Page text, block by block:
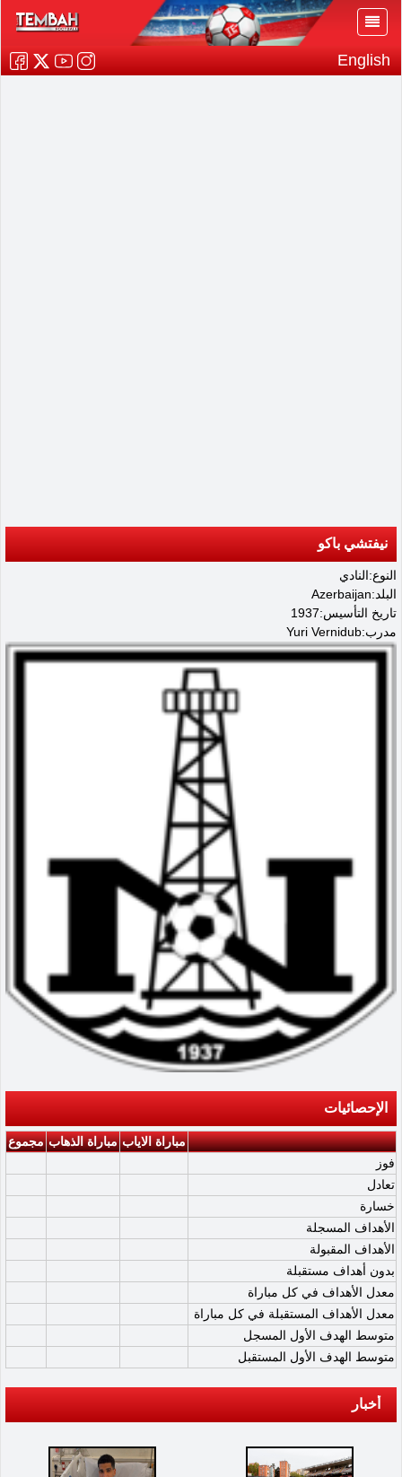
English
نيفتشي باكو
النوع:النادي
البلد:Azerbaijan
تاريخ التأسيس:1937
مدرب:Yuri Vernidub
الإحصائيات
مباراة الاياب مباراة الذهاب مجموع
فوز
تعادل
خسارة
الأهداف المسجلة
الأهداف المقبولة
بدون أهداف مستقبلة
معدل الأهداف في كل مباراة
معدل الأهداف المستقبلة في كل مباراة
متوسط الهدف الأول المسجل
متوسط الهدف الأول المستقبل
أخبار